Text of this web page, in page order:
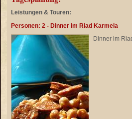
Leistungen & Touren:
Personen: 2 - Dinner im Riad Karmela
Dinner im